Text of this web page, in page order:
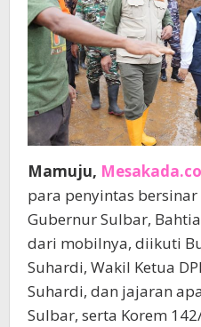
Mamuju,
para penyintas
Gubernur Sulbar,
dari mobilnya, diikuti
Suhardi, Wakil Ketua
Suhardi, dan jajaran
Sulbar, serta Korem